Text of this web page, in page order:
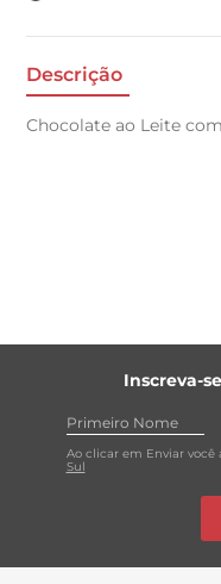
Descrição
Chocolate ao Leite
Inscreva-
Ao clicar em Enviar você
Sul